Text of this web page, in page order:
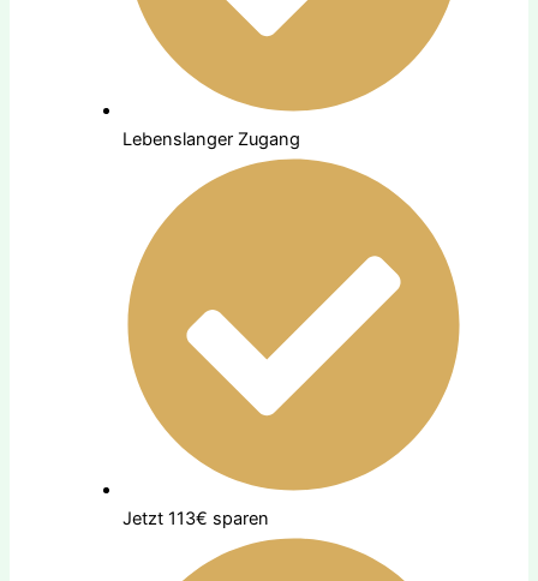
Lebenslanger Zugang
Jetzt 113€ sparen